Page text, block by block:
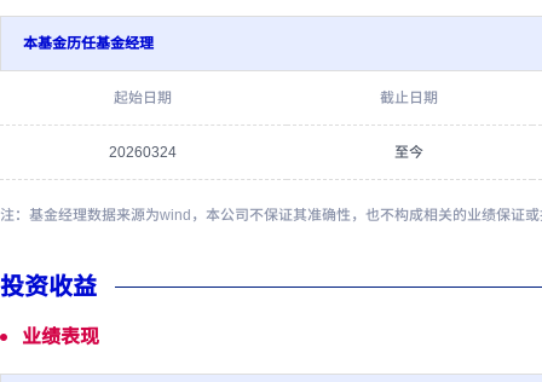
本基金历任基金经理
起始日期 截止日期
20260324 至今
注：基金经理数据来源为wind，本公司不保证其准确性，也不构成相关的业绩保证
投资收益
业绩表现